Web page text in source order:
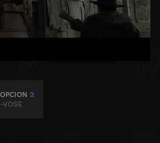
OPCION 2
-VOSE